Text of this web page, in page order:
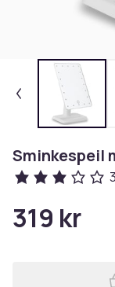
Sminkespeil
319 kr